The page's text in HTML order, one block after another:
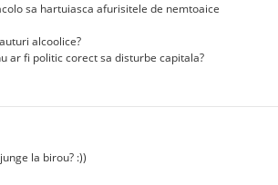
sa hartuiasca afurisitele de nemtoaice
alcoolice?
ar fi politic corect sa disturbe capitala?
la birou? :))